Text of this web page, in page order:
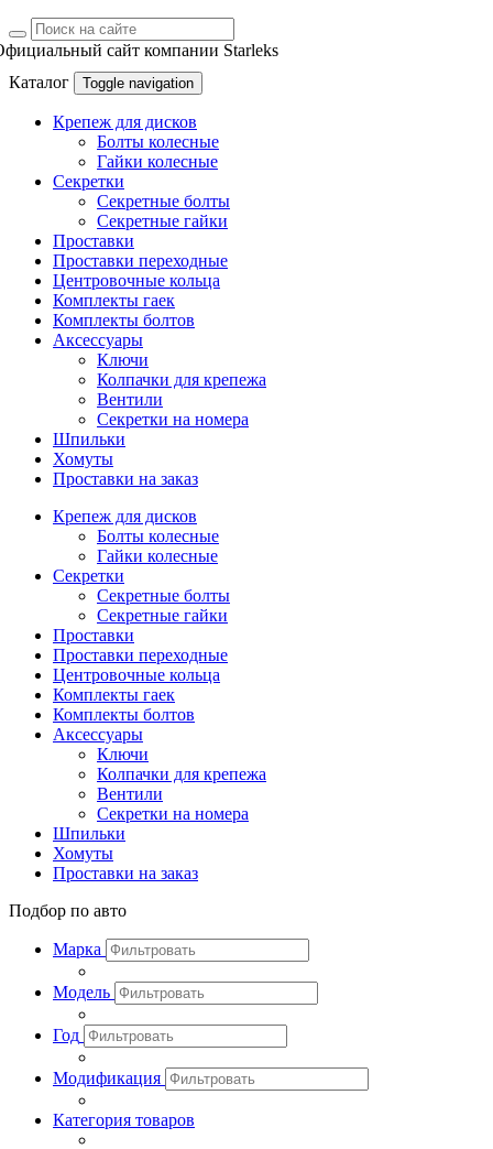
сайт компании Starleks
Каталог
Toggle navigation
Крепеж для дисков
Болты колесные
Гайки колесные
Секретки
Секретные болты
Секретные гайки
Проставки
Проставки переходные
Центровочные кольца
Комплекты гаек
Комплекты болтов
Аксессуары
Ключи
Колпачки для крепежа
Вентили
Секретки на номера
Шпильки
Хомуты
Проставки на заказ
Крепеж для дисков
Болты колесные
Гайки колесные
Секретки
Секретные болты
Секретные гайки
Проставки
Проставки переходные
Центровочные кольца
Комплекты гаек
Комплекты болтов
Аксессуары
Ключи
Колпачки для крепежа
Вентили
Секретки на номера
Шпильки
Хомуты
Проставки на заказ
Подбор по авто
Марка
Модель
Год
Модификация
Категория товаров